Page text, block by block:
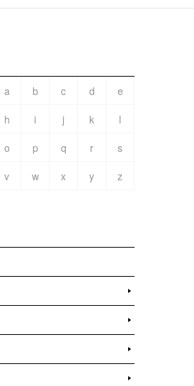
a b c d
e
h i j k
l
o p q r
s
v w x y
z